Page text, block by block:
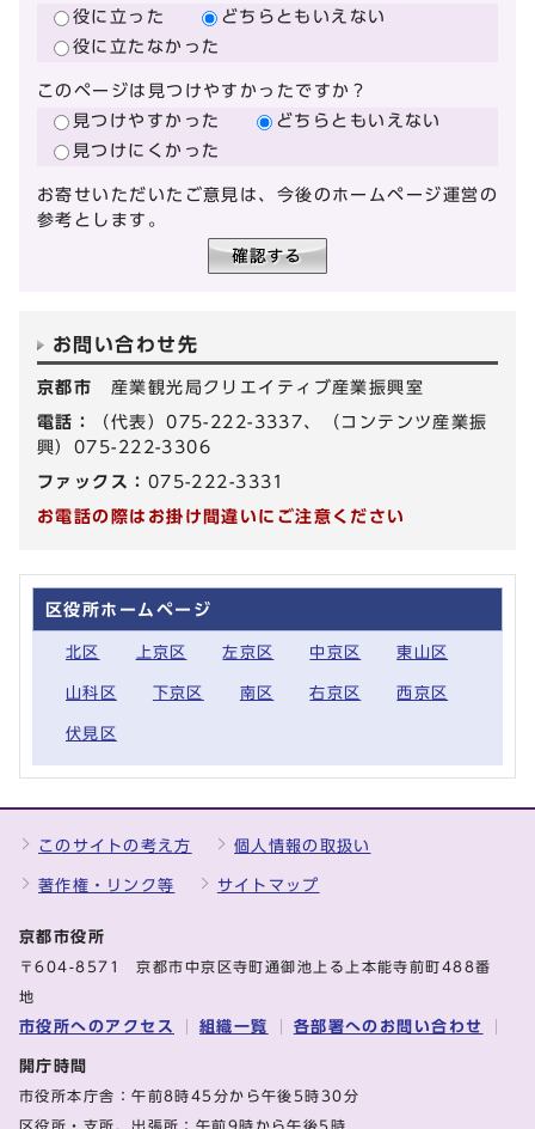
役に立った
どちらともいえない
役に立たなかった
このページは見つけやすかったですか？
見つけやすかった
どちらともいえない
見つけにくかった
お寄せいただいたご意見は、今後のホームページ運営の
参考とします。
お問い合わせ先
京都市 産業観光局クリエイティブ産業振興室
電話：
（代表）075-222-3337、（コンテンツ産業振
興）075-222-3306
ファックス： 075-222-3331
お電話の際はお掛け間違いにご注意ください
区役所ホームページ
北区 上京区 左京区 中京区 東山区
山科区 下京区 南区 右京区 西京区
伏見区
このサイトの考え方 個人情報の取扱い
著作権・リンク等 サイトマップ
京都市役所
〒604-8571 京都市中京区寺町通御池上る上本能寺前町488番
地
市役所へのアクセス 組織一覧 各部署へのお問い合わせ
開庁時間
市役所本庁舎：午前8時45分から午後5時30分
区役所・支所、出張所：午前9時から午後5時